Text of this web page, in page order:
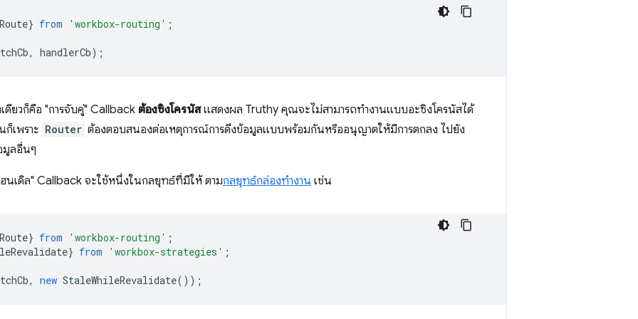
} from 'workbox-routing' ;
, handlerCb);
ดียวก็คือ "การจับคู่" Callback ต้องซิงโครนัสแสดงผล Truthy คุณจะไม่สามารถทำงานแบบอะซิงโครนัสได้
เพราะ Router ต้องตอบสนองต่อเหตุการณ์การดึงข้อมูลแบบพร้อมกันหรืออนุญาตให้มีการตกลง ไปยัง
มูลอื่นๆ
นเดิล" Callback จะใช้หนึ่งในกลยุทธ์ที่มีให้ ตามกลยุทธ์กล่องทำงาน เช่น
} from 'workbox-routing' ;
} from 'workbox-strategies' ;
, new StaleWhileRevalidate());